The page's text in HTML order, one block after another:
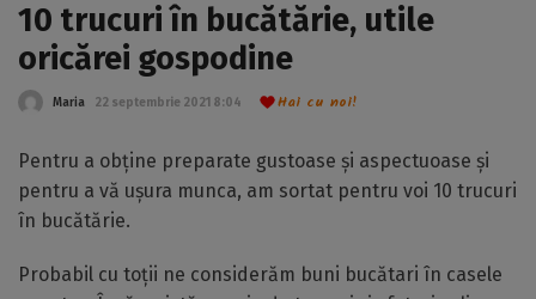
10 trucuri în bucătărie, utile
oricărei gospodine
Maria 22 septembrie 2021 8:04 Hai cu noi!
Pentru a obține preparate gustoase și aspectuoase și
pentru a vă ușura munca, am sortat pentru voi 10 trucuri
în bucătărie.
Probabil cu toții ne considerăm buni bucătari în casele